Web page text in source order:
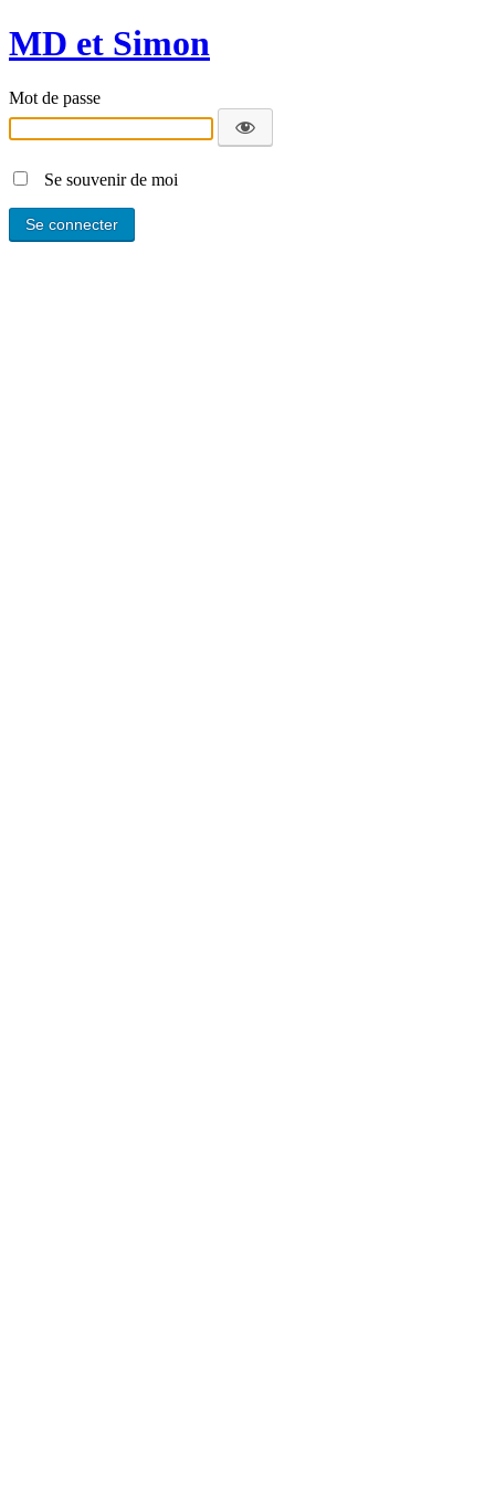
MD et Simon
Mot de passe
Se souvenir de moi